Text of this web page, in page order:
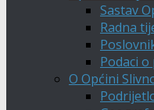
Sastav
Radna
Podaci
O Općini